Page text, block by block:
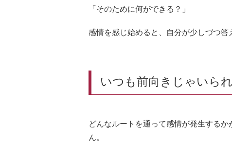
「そのために何ができる？」
感情を感じ始めると、自分が少しづつ答
いつも前向きじゃいら
どんなルートを通って感情が発生する
ん。